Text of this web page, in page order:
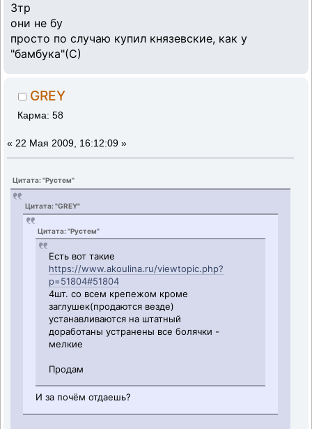
3тр
они не бу
просто по случаю купил князевские, как у
"бамбука"(С)
GREY
Карма: 58
« 22 Мая 2009, 16:12:09 »
Цитата: "Рустем"
Цитата: "GREY"
Цитата: "Рустем"
Есть вот такие
https://www.akoulina.ru/viewtopic.php?
p=51804#51804
4шт. со всем крепежом кроме
заглушек(продаются везде)
устанавливаются на штатный
доработаны устранены все болячки -
мелкие
Продам
И за почём отдаешь?